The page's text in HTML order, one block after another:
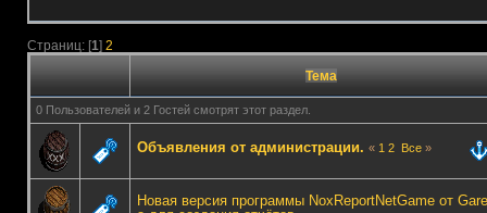
Страниц: [1] 2
Тема
0 Пользователей и 2 Гостей смотрят этот раздел.
Объявления от администрации. « 1 2 Все»
Новая версия программы NoxReportNetGame от